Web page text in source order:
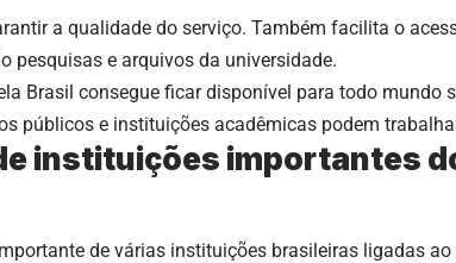
a qualidade do serviço. Também facilita o
pesquisas e arquivos da universidade.
Brasil consegue ficar disponível para todo mundo
públicos e instituições acadêmicas podem
instituições importantes
de várias instituições brasileiras ligadas